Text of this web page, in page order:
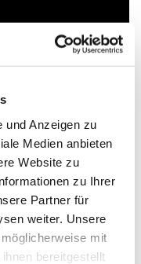
und Anzeigen zu
Medien anbieten
Website zu
zu Ihrer
Partner für
weiter. Unsere
mit
bereitgestellt
interessieren